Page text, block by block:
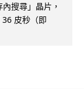
搜尋」晶片，
皮秒（即